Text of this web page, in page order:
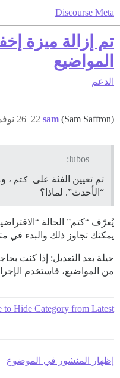
Discourse Meta
تم إزالة ميزة
المواضيع
الدعم
sam (Sam Saffron) 26 نوفمبر 2019، 6:01ص 22
lubos:
تم تعيين الفئة على كتم ،
“الأحدث”. لماذا؟
يُعرّف “كتم” الحالة
يمكنك تجاوز ذلك والبدء في
حيلة بعد التعديل: إذا كنت
من المواضيع، فاستخدم
Hide Category from Latest?
إظهار المنشور في الموضوع